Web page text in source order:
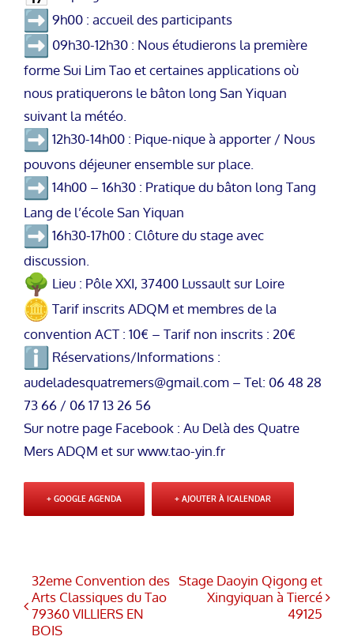
9h00 : accueil des participants
09h30-12h30 : Nous étudierons la première
forme Sui Lim Tao et certaines applications où
nous pratiquerons le bâton long San Yiquan
suivant la météo.
12h30-14h00 : Pique-nique à apporter / Nous
pouvons déjeuner ensemble sur place.
14h00 – 16h30 : Pratique du bâton long Tang
Lang de l’école San Yiquan
16h30-17h00 : Clôture du stage avec
discussion.
Lieu : Pôle XXI, 37400 Lussault sur Loire
Tarif inscrits ADQM et membres de la
convention ACT : 10€ – Tarif non inscrits : 20€
Réservations/Informations :
audeladesquatremers@gmail.com – Tel: 06 48 28
73 66 / 06 17 13 26 56
Sur notre page Facebook : Au Delà des Quatre
Mers ADQM et surwww.tao-yin.fr
+ GOOGLE AGENDA + AJOUTER À ICALENDAR
32eme Convention des
Arts Classiques du Tao
79360 VILLIERS EN
BOIS
Stage Daoyin Qigong et
Xingyiquan à Tiercé
49125